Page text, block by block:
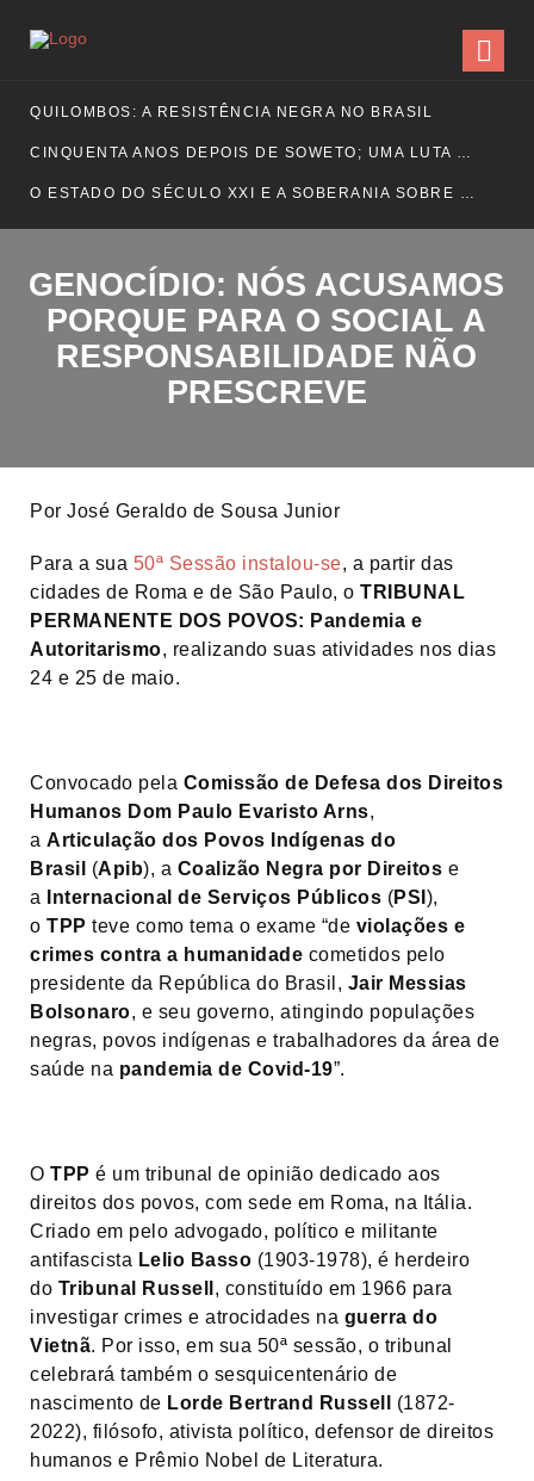
QUILOMBOS: A RESISTÊNCIA NEGRA NO BRASIL
CINQUENTA ANOS DEPOIS DE SOWETO; UMA LUTA SEM DOCUMENTAÇÃO NÃO É UMA LUTA
O ESTADO DO SÉCULO XXI E A SOBERANIA SOBRE DADOS EM CONHECIMENTO ESTRATÉGICO
GENOCÍDIO: NÓS ACUSAMOS
PORQUE PARA O SOCIAL A
RESPONSABILIDADE NÃO
PRESCREVE
Por José Geraldo de Sousa Junior
Para a sua 50ª Sessão instalou-se, a partir das
cidades de Roma e de São Paulo, o TRIBUNAL
PERMANENTE DOS POVOS: Pandemia e
Autoritarismo, realizando suas atividades nos dias
24 e 25 de maio.
Convocado pela Comissão de Defesa dos Direitos
Humanos Dom Paulo Evaristo Arns,
a Articulação dos Povos Indígenas do
Brasil
(Apib), a Coalizão Negra por Direitos e
a
Internacional de Serviços Públicos (PSI ),
o TPP teve como tema o exame “de violações e
crimes contra a humanidade cometidos pelo
presidente da República do Brasil, Jair Messias
Bolsonaro, e seu governo, atingindo populações
negras, povos indígenas e trabalhadores da área de
saúde na pandemia de Covid-19”.
O TPP é um tribunal de opinião dedicado aos
direitos dos povos, com sede em Roma, na Itália.
Criado em pelo advogado, político e militante
antifascista Lelio Basso (1903-1978), é herdeiro
do Tribunal Russell , constituído em 1966 para
investigar crimes e atrocidades na guerra do
Vietnã. Por isso, em sua 50ª sessão, o tribunal
celebrará também o sesquicentenário de
nascimento de Lorde Bertrand Russell
(1872-
2022), filósofo, ativista político, defensor de direitos
humanos e Prêmio Nobel de Literatura.